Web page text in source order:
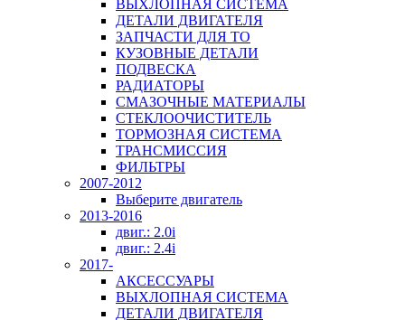
ВЫХЛОПНАЯ СИСТЕМА
ДЕТАЛИ ДВИГАТЕЛЯ
ЗАПЧАСТИ ДЛЯ ТО
КУЗОВНЫЕ ДЕТАЛИ
ПОДВЕСКА
РАДИАТОРЫ
СМАЗОЧНЫЕ МАТЕРИАЛЫ
СТЕКЛООЧИСТИТЕЛЬ
ТОРМОЗНАЯ СИСТЕМА
ТРАНСМИССИЯ
ФИЛЬТРЫ
2007-2012
Выберите двигатель
2013-2016
двиг.: 2.0i
двиг.: 2.4i
2017-
АКСЕССУАРЫ
ВЫХЛОПНАЯ СИСТЕМА
ДЕТАЛИ ДВИГАТЕЛЯ